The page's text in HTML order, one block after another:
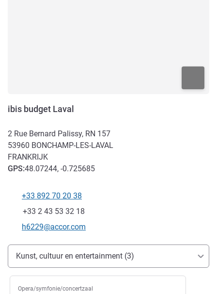
ibis budget Laval
2 Rue Bernard Palissy, RN 157
53960 BONCHAMP-LES-LAVAL
FRANKRIJK
GPS:48.07244, -0.725685
Telefoon
+33 892 70 20 38
Fax
+33 2 43 53 32 18
E-mailadres voor contact
h6229@accor.com
Toegang en transport
Kunst, cultuur en entertainment (3)
Opera/symfonie/concertzaal